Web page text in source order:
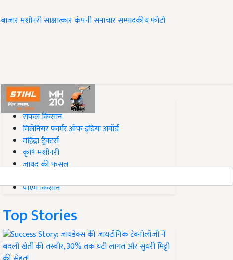
बाजारमशीनरीसाक्षात्कारकंपनी समाचारसम्पादकीयफोटो
#Top on Krishi Jagran
सफल किसान
मिलेनियर फार्मर ऑफ इंडिया अवॉर्ड
महिंद्रा ट्रैक्टर्स
कृषि मशीनरी
जायद की फसल
पीएम किसान
Top Stories